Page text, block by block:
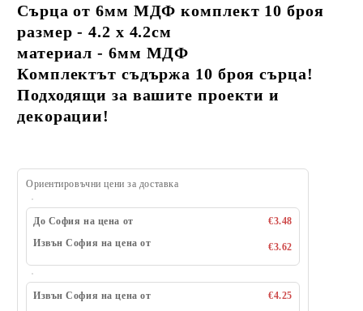
Сърца от 6мм МДФ комплект 10 броя
размер - 4.2 х 4.2см
материал - 6мм МДФ
Комплектът съдържа 10 броя сърца!
Подходящи за вашите проекти и
декорации!
Ориентировъчни цени за доставка
До София на цена от
€3.48
Извън София на цена от
€3.62
Извън София на цена от
€4.25